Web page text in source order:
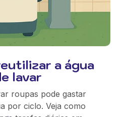
a água
lavar
roupas pode gastar
por ciclo. Veja como